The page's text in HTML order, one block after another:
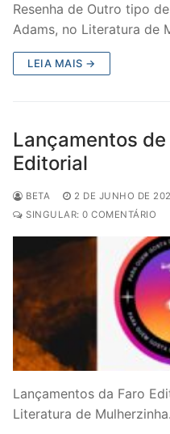
Resenha de Outro tipo
Adams, no Literatura de
LEIA MAIS →
Lançamentos
Editorial
BETA 2 DE JUNHO DE
SINGULAR: 0 COMENTÁRIO
Lançamentos da Faro
Literatura de Mulherzinha.